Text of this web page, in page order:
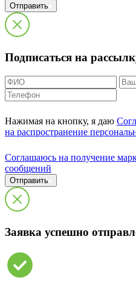
Отправить
Подписаться на
Нажимая на кнопку, я даю
на распространение
Cоглашаюсь на получение
сообщений
Отправить
Заявка успешно